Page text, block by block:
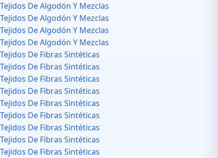
Tejidos De Algodón Y Mezclas
Tejidos De Algodón Y Mezclas
Tejidos De Algodón Y Mezclas
Tejidos De Algodón Y Mezclas
Tejidos De Fibras Sintéticas
Tejidos De Fibras Sintéticas
Tejidos De Fibras Sintéticas
Tejidos De Fibras Sintéticas
Tejidos De Fibras Sintéticas
Tejidos De Fibras Sintéticas
Tejidos De Fibras Sintéticas
Tejidos De Fibras Sintéticas
Tejidos De Fibras Sintéticas